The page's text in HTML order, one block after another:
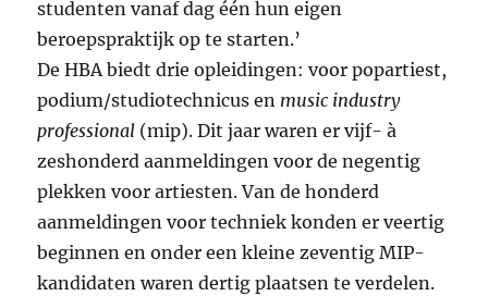
studenten vanaf dag één hun eigen
beroepspraktijk op te starten.’
De HBA biedt drie opleidingen: voor popartiest,
podium/studiotechnicus en music industry
professional (mip). Dit jaar waren er vijf- à
zeshonderd aanmeldingen voor de negentig
plekken voor artiesten. Van de honderd
aanmeldingen voor techniek konden er veertig
beginnen en onder een kleine zeventig MIP-
kandidaten waren dertig plaatsen te verdelen.